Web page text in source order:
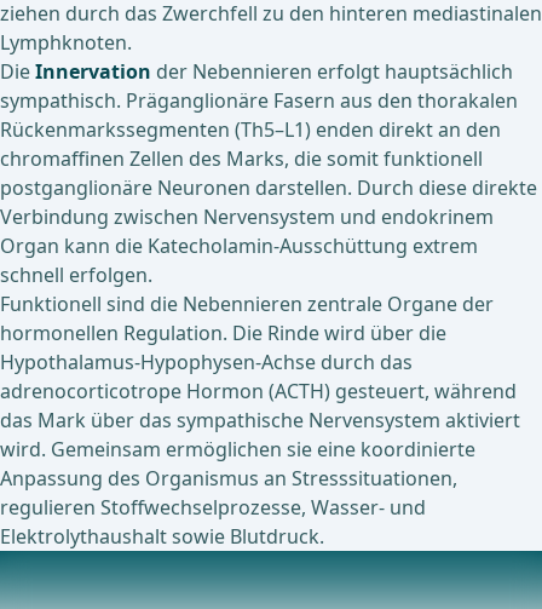
ziehen durch das Zwerchfell zu den hinteren mediastinalen
Lymphknoten.
DieInnervation der Nebennieren erfolgt hauptsächlich
sympathisch. Präganglionäre Fasern aus den thorakalen
Rückenmarkssegmenten (Th5–L1) enden direkt an den
chromaffinen Zellen des Marks, die somit funktionell
postganglionäre Neuronen darstellen. Durch diese direkte
Verbindung zwischen Nervensystem und endokrinem
Organ kann die Katecholamin-Ausschüttung extrem
schnell erfolgen.
Funktionell sind die Nebennieren zentrale Organe der
hormonellen Regulation. Die Rinde wird über die
Hypothalamus-Hypophysen-Achse durch das
adrenocorticotrope Hormon (ACTH) gesteuert, während
das Mark über das sympathische Nervensystem aktiviert
wird. Gemeinsam ermöglichen sie eine koordinierte
Anpassung des Organismus an Stresssituationen,
regulieren Stoffwechselprozesse, Wasser- und
Elektrolythaushalt sowie Blutdruck.
Pathophysiologie